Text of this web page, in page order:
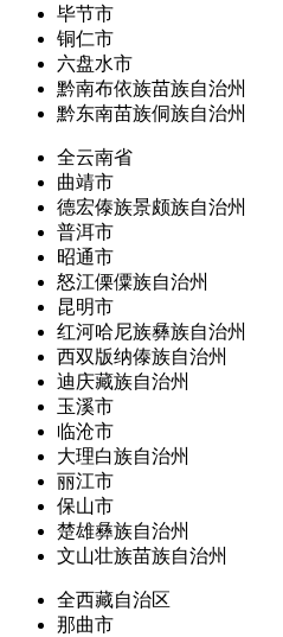
毕节市
铜仁市
六盘水市
黔南布依族苗族自治州
黔东南苗族侗族自治州
全云南省
曲靖市
德宏傣族景颇族自治州
普洱市
昭通市
怒江傈僳族自治州
昆明市
红河哈尼族彝族自治州
西双版纳傣族自治州
迪庆藏族自治州
玉溪市
临沧市
大理白族自治州
丽江市
保山市
楚雄彝族自治州
文山壮族苗族自治州
全西藏自治区
那曲市